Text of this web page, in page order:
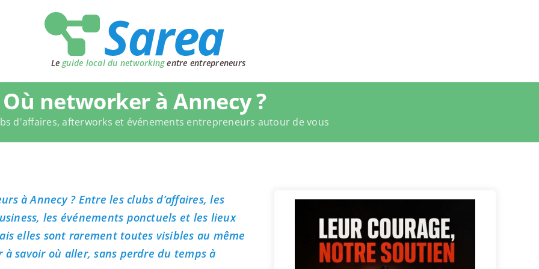
Le guide local du networkingentre entrepreneurs
Où networker à Annecy ?
d'affaires, afterworks et événements entrepreneurs autour de vous
à Annecy ? Entre les clubs d’affaires, les
les événements ponctuels et les lieux
elles sont rarement toutes visibles au même
savoir où aller, sans perdre du temps à